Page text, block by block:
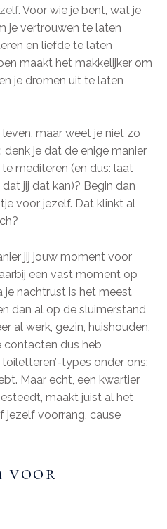
. Voor wie je bent, wat je
je vertrouwen te laten
en liefde te laten
maakt het makkelijker om
je dromen uit te laten
maar weet je niet zo
je dat de enige manier
mediteren (en dus: laat
jij dat kan)? Begin dan
voor jezelf. Dat klinkt al
jij jouw moment voor
een vast moment op
je nachtrust is het meest
dan al op de sluimerstand
al werk, gezin, huishouden,
contacten dus heb
types onder ons:
Maar echt, een kwartier
maakt juist al het
jezelf voorrang, cause
voor